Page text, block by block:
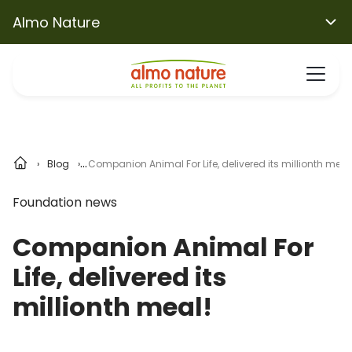
Almo Nature
Blog Companion Animal For Life, delivered its millionth meal!
Foundation news
Companion Animal For
Life, delivered its
millionth meal!